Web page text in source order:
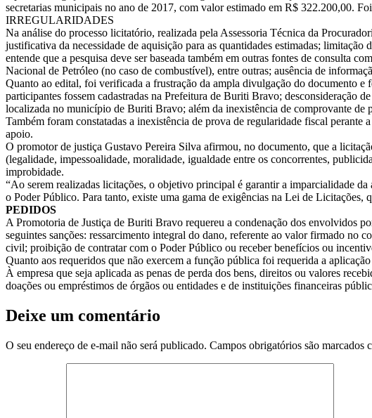
secretarias municipais no ano de 2017, com valor estimado em R$ 322.200,00.
IRREGULARIDADES
Na análise do processo licitatório, realizada pela Assessoria Técnica da
justificativa da necessidade de aquisição para as quantidades estimadas;
entende que a pesquisa deve ser baseada também em outras fontes de consulta
Nacional de Petróleo (no caso de combustível), entre outras; ausência de
Quanto ao edital, foi verificada a frustração da ampla divulgação do documento
participantes fossem cadastradas na Prefeitura de Buriti Bravo; desconsideração
localizada no município de Buriti Bravo; além da inexistência de comprovante de
Também foram constatadas a inexistência de prova de regularidade fiscal
apoio.
O promotor de justiça Gustavo Pereira Silva afirmou, no documento, que a
(legalidade, impessoalidade, moralidade, igualdade entre os concorrentes,
improbidade.
“Ao serem realizadas licitações, o objetivo principal é garantir a imparcialidade
o Poder Público. Para tanto, existe uma gama de exigências na Lei de Licitações,
PEDIDOS
A Promotoria de Justiça de Buriti Bravo requereu a condenação dos envolvidos
seguintes sanções: ressarcimento integral do dano, referente ao valor firmado no
civil; proibição de contratar com o Poder Público ou receber benefícios ou
Quanto aos requeridos que não exercem a função pública foi requerida a
À empresa que seja aplicada as penas de perda dos bens, direitos ou valores
doações ou empréstimos de órgãos ou entidades e de instituições financeiras
Deixe um comentário
O seu endereço de e-mail não será publicado. Campos obrigatórios são marcados